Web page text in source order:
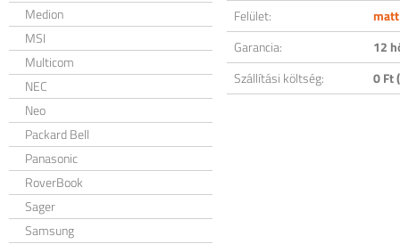
Medion
MSI
Multicom
NEC
Neo
Packard Bell
Panasonic
RoverBook
Sager
Samsung
Felület:
matt
Garancia:
12
Szállítási költség:
0 Ft